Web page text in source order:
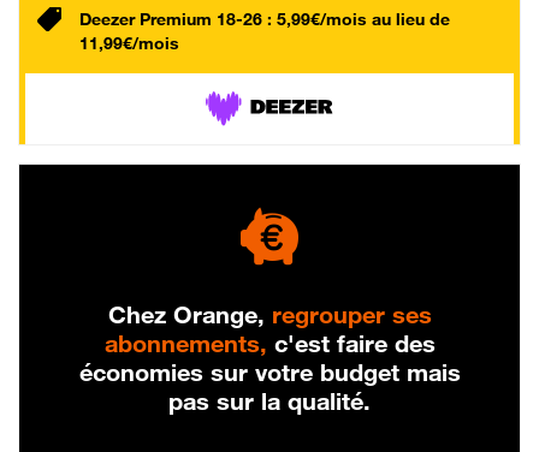
Deezer Premium 18-26 : 5,99€/mois au lieu de
11,99€/mois
Chez Orange, regrouper ses
abonnements, c'est faire des
économies sur votre budget mais
pas sur la qualité.